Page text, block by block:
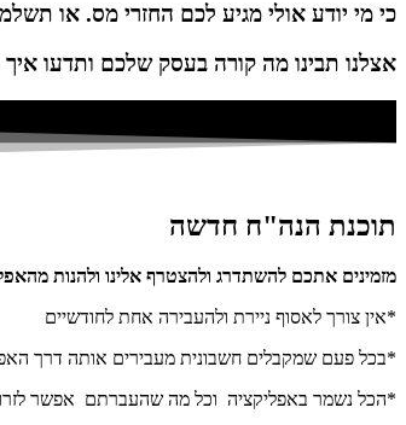
כי מי יודע אולי מגיע לכם החזרי מס. או
אצלנו תבינו מה קורה בעסק שלכם ותדעו
תוכנת הנה"ח חדשה
מזמינים אתכם להשתדרג ולהצטרף אלינו ולהנות
*אין צורך לאסוף ניירת ולהעבירה אחת לחודשיים
*בכל פעם שמקבלים חשבונית מעבירים אותה דרך
*הכל נשמר באפליקציה וכל מה שהעברתם אפשר